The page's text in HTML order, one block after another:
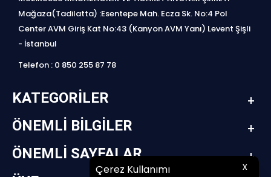
Çerez Kullanımı x
Mağaza(Tadilatta) :Esentepe Mah. Ecza Sk. No:4 Pol
Center AVM Giriş Kat No:43 (Kanyon AVM Yanı) Levent Şişli
- İstanbul
Telefon : 0 850 255 87 78
KATEGORILER
ÖNEMLI BILGILER
ÖNEMLI SAYFALAR